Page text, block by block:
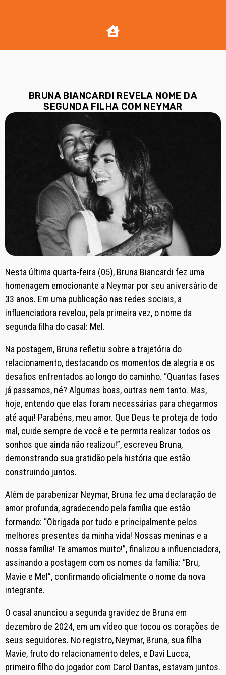
BRUNA BIANCARDI REVELA NOME DA
SEGUNDA FILHA COM NEYMAR
Nesta última quarta-feira (05), Bruna Biancardi fez uma
homenagem emocionante a Neymar por seu aniversário de
33 anos. Em uma publicação nas redes sociais, a
influenciadora revelou, pela primeira vez, o nome da
segunda filha do casal: Mel.
Na postagem, Bruna refletiu sobre a trajetória do
relacionamento, destacando os momentos de alegria e os
desafios enfrentados ao longo do caminho. “Quantas fases
já passamos, né? Algumas boas, outras nem tanto. Mas,
hoje, entendo que elas foram necessárias para chegarmos
até aqui! Parabéns, meu amor. Que Deus te proteja de todo
mal, cuide sempre de você e te permita realizar todos os
sonhos que ainda não realizou!”, escreveu Bruna,
demonstrando sua gratidão pela história que estão
construindo juntos.
Além de parabenizar Neymar, Bruna fez uma declaração de
amor profunda, agradecendo pela família que estão
formando: “Obrigada por tudo e principalmente pelos
melhores presentes da minha vida! Nossas meninas e a
nossa família! Te amamos muito!”, finalizou a influenciadora,
assinando a postagem com os nomes da família: “Bru,
Mavie e Mel”, confirmando oficialmente o nome da nova
integrante.
O casal anunciou a segunda gravidez de Bruna em
dezembro de 2024, em um vídeo que tocou os corações de
seus seguidores. No registro, Neymar, Bruna, sua filha
Mavie, fruto do relacionamento deles, e Davi Lucca,
primeiro filho do jogador com Carol Dantas, estavam juntos.